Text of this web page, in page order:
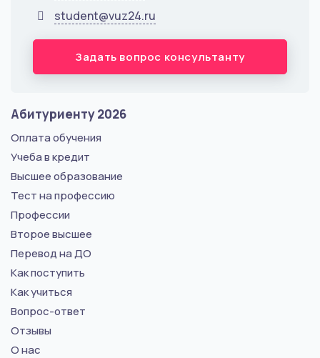
student@vuz24.ru
Задать вопрос консультанту
Абитуриенту 2026
Оплата обучения
Учеба в кредит
Высшее образование
Тест на профессию
Профессии
Второе высшее
Перевод на ДО
Как поступить
Как учиться
Вопрос-ответ
Отзывы
О нас